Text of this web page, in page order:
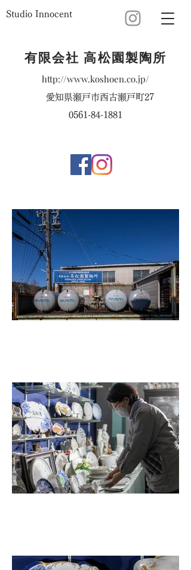
Studio Innocent
有限会社 高松園製陶所
http://www.koshoen.co.jp/
愛知県瀬戸市西古瀬戸町27
0561-84-1881